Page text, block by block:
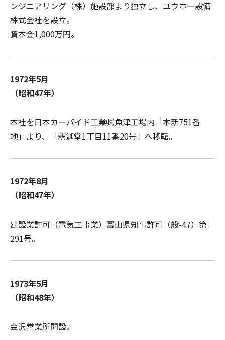
ンジニアリング（株）施設部より独立し、ユウホー設備
株式会社を設立。
資本金1,000万円。
1972年5月
（昭和47年）
本社を日本カーバイド工業㈱魚津工場内「本新751番
地」より、「釈迦堂1丁目11番20号」へ移転。
1972年8月
（昭和47年）
建設業許可（電気工事業）富山県知事許可（般-47）第
291号。
1973年5月
（昭和48年）
金沢営業所開設。